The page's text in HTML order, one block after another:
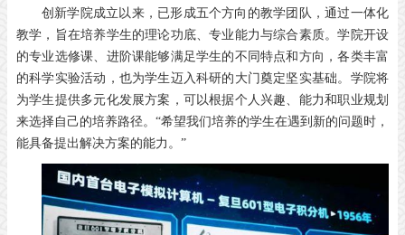
创新学院成立以来，已形成五个方向的教学团队，通过一体化
教学，旨在培养学生的理论功底、专业能力与综合素质。学院开设
的专业选修课、进阶课能够满足学生的不同特点和方向，各类丰富
的科学实验活动，也为学生迈入科研的大门奠定坚实基础。学院将
为学生提供多元化发展方案，可以根据个人兴趣、能力和职业规划
来选择自己的培养路径。“希望我们培养的学生在遇到新的问题时，
能具备提出解决方案的能力。”